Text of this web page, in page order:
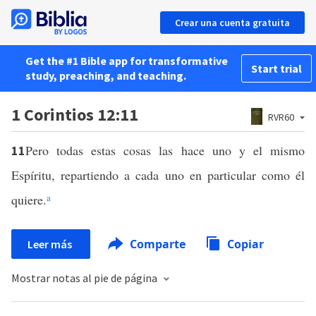
Crear una cuenta gratuita
Get the #1 Bible app for transformative
study, preaching, and teaching.
Start trial
1 Corintios 12:11 RVR60
11Pero todas estas cosas las hace uno y el mismo
Espíritu, repartiendo a cada uno en particular como él
quiere.a
Leer más Comparte Copiar
Mostrar notas al pie de página